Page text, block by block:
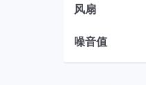
风扇
噪音值